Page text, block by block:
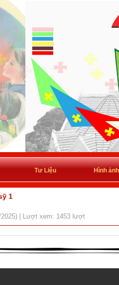
Tư Liệu Hình ảnh
1
2025) | Lượt xem: 1453 lượt